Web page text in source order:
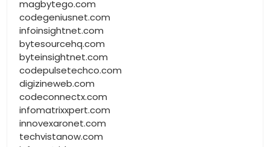
magbytego.com
codegeniusnet.com
infoinsightnet.com
bytesourcehq.com
byteinsightnet.com
codepulsetechco.com
digizineweb.com
codeconnectx.com
infomatrixxpert.com
innovexaronet.com
techvistanow.com